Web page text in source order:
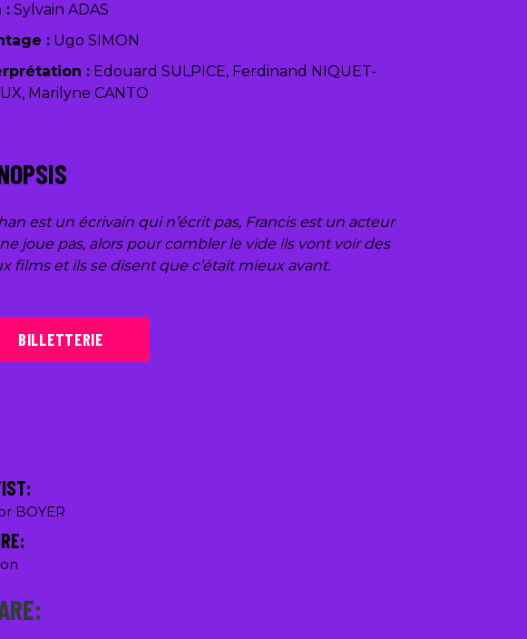
: Sylvain ADAS
: Ugo SIMON
: Edouard SULPICE, Ferdinand NIQUET-
Marilyne CANTO
est un écrivain qui n’écrit pas, Francis est un acteur
joue pas, alors pour combler le vide ils vont voir des
films et ils se disent que c’était mieux avant.
BILLETTERIE
BOYER